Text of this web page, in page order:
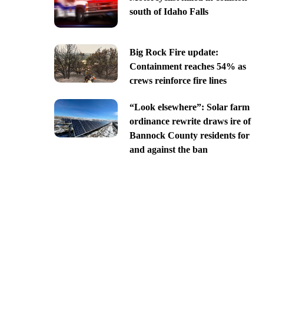
south of Idaho Falls
Big Rock Fire update:
Containment reaches 54% as
crews reinforce fire lines
“Look elsewhere”: Solar farm
ordinance rewrite draws ire of
Bannock County residents for
and against the ban